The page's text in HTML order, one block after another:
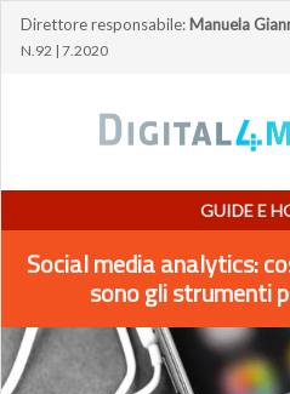
Direttore responsabile: Manuela
N.92 | 7.2020
GUIDE E
Social media analytics:
sono gli strumenti